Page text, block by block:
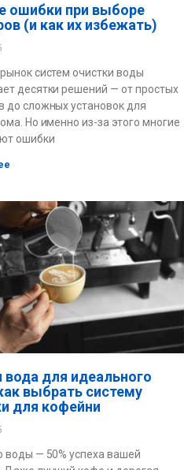
ошибки при выборе
(и как их избежать)
систем очистки воды
десятки решений — от простых
до сложных установок для
Но именно из-за этого многие
ошибки
вода для идеального
выбрать систему
для кофейни
воды — 50% успеха вашей